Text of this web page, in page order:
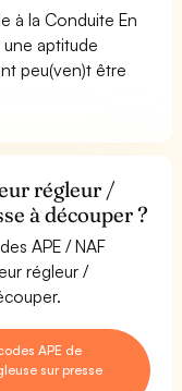
à la Conduite En
aptitude
peu(ven)t être
régleur /
à découper ?
APE / NAF
régleur /
APE de
sur presse